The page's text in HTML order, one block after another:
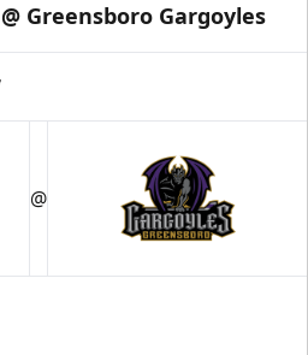
Greensboro Gargoyles
@